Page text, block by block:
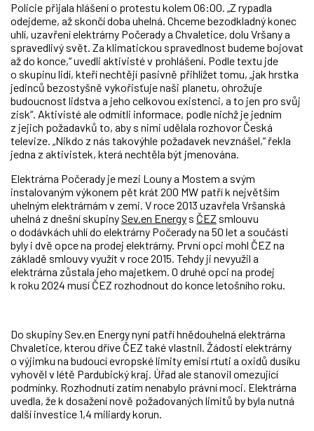
Policie přijala hlášení o protestu kolem 06:00. „Z rypadla
odejdeme, až skončí doba uhelná. Chceme bezodkladný konec
uhlí, uzavření elektrárny Počerady a Chvaletice, dolu Vršany a
spravedlivý svět. Za klimatickou spravedlnost budeme bojovat
až do konce,“ uvedli aktivisté v prohlášení. Podle textu jde
o skupinu lidí, kteří nechtějí pasivně přihlížet tomu, „jak hrstka
jedinců bezostyšně vykořisťuje naši planetu, ohrožuje
budoucnost lidstva a jeho celkovou existenci, a to jen pro svůj
zisk“. Aktivisté ale odmítli informace, podle nichž je jedním
z jejich požadavků to, aby s nimi udělala rozhovor Česká
televize. „Nikdo z nás takovýhle požadavek nevznášel,“ řekla
jedna z aktivistek, která nechtěla být jmenována.
Elektrárna Počerady je mezi Louny a Mostem a svým
instalovaným výkonem pět krát 200 MW patří k největším
uhelným elektrárnám v zemi. V roce 2013 uzavřela Vršanská
uhelná z dnešní skupinySev.en Energy s ČEZ smlouvu
o dodávkách uhlí do elektrárny Počerady na 50 let a součástí
byly i dvě opce na prodej elektrárny. První opci mohl ČEZ na
základě smlouvy využít v roce 2015. Tehdy ji nevyužil a
elektrárna zůstala jeho majetkem. O druhé opci na prodej
k roku 2024 musí ČEZ rozhodnout do konce letošního roku.
Do skupiny Sev.en Energy nyní patří hnědouhelná elektrárna
Chvaletice, kterou dříve ČEZ také vlastnil. Žádosti elektrárny
o výjimku na budoucí evropské limity emisí rtuti a oxidů dusíku
vyhověl v létě Pardubický kraj. Úřad ale stanovil omezující
podmínky. Rozhodnutí zatím nenabylo právní moci. Elektrárna
uvedla, že k dosažení nově požadovaných limitů by byla nutná
další investice 1,4 miliardy korun.